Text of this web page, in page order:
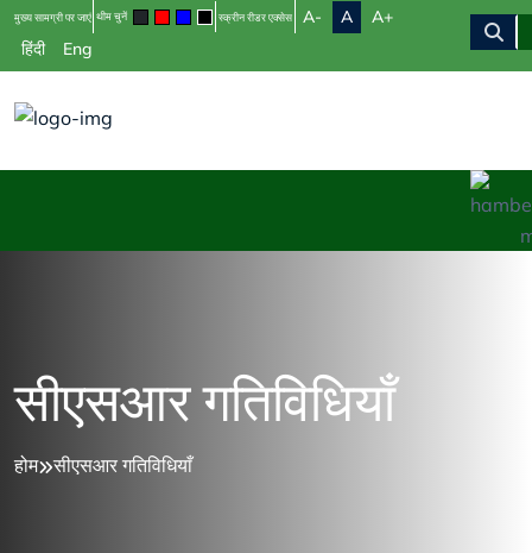
मुख्य सामग्री पर जाएं थीम चुनें स्क्रीन रीडर एक्सेस A- A
A+
हिंदी
Eng
सीएसआर गतिविधियाँ
होम सीएसआर गतिविधियाँ